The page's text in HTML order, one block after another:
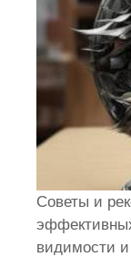
Советы и
видимости